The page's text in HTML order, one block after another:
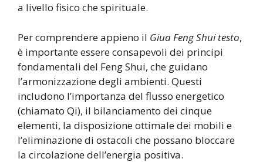
a livello fisico che spirituale.
Per comprendere appieno il Giua Feng Shui testo,
è importante essere consapevoli dei principi
fondamentali del Feng Shui, che guidano
l’armonizzazione degli ambienti. Questi
includono l’importanza del flusso energetico
(chiamato Qi), il bilanciamento dei cinque
elementi, la disposizione ottimale dei mobili e
l’eliminazione di ostacoli che possano bloccare
la circolazione dell’energia positiva.